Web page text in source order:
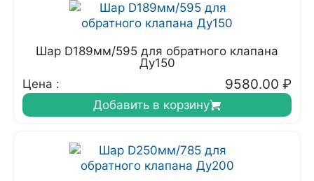
Шар D189мм/595 для обратного клапана
Ду150
Цена :
9580.00 ₽
Добавить в корзину